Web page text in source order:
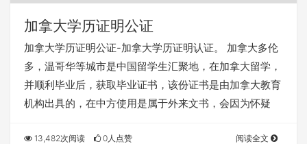
加拿大学历证明公证
加拿大学历证明公证-加拿大学历证明认证。 加拿大多伦
多，温哥华等城市是中国留学生汇聚地，在加拿大留学，
并顺利毕业后，获取毕业证书，该份证书是由加拿大教育
机构出具的，在中方使用是属于外来文书，会因为怀疑
13,482次阅读 0人点赞 阅读全文